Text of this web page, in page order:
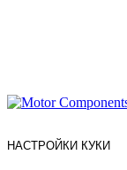
НАСТРОЙКИ КУКИ